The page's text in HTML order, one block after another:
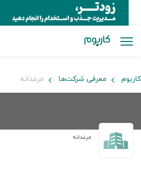
کاربوم معرفی شرکت‌ها مرغدانه
مرغدانه